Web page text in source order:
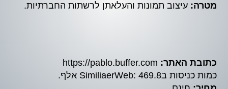
מטרה: עיצוב תמונות והעלאתן לרשתות החברתיות.
כתובת האתר:
כמות כניסות בSimiliaerWeb: 469.8 אלף.